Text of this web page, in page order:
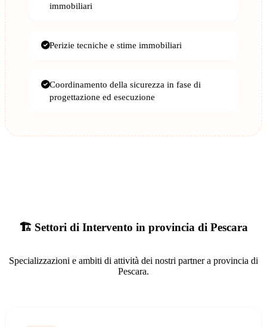
immobiliari
Perizie tecniche e stime immobiliari
Coordinamento della sicurezza in fase di
progettazione ed esecuzione
🏗️ Settori di Intervento in provincia di Pescara
Specializzazioni e ambiti di attività dei nostri partner a provincia di
Pescara.